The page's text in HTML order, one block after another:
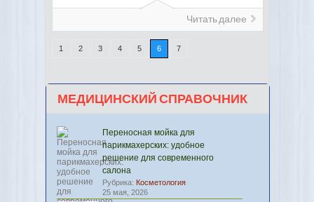
Читать далее
1 2 3 4 5 6 7
МЕДИЦИНСКИЙ СПРАВОЧНИК
Переносная мойка для
парикмахерских: удобное
решение для современного
салона
Рубрика: Косметология
25 мая, 2026